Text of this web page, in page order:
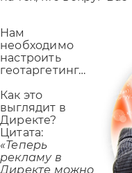
Нам
необходимо
настроить
геотаргетинг…
Как это
выглядит в
Директе?
Цитата:
«Теперь
рекламу в
Директе можно